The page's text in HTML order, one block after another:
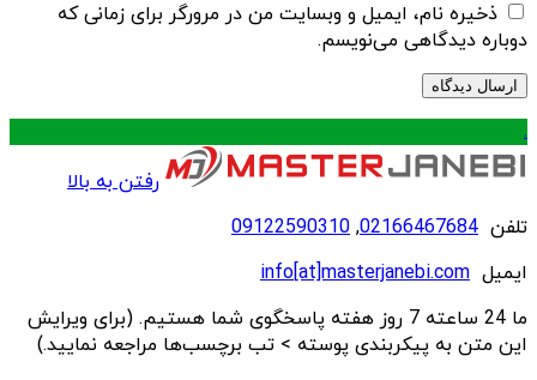
ذخیره نام، ایمیل و وبسایت من در مرورگر برای زمانی که
دوباره دیدگاهی می‌نویسم.
.
رفتن به بالا
تلفن 02166467684
,
09122590310
ایمیل info[at]masterjanebi.com
ما 24 ساعته 7 روز هفته پاسخگوی شما هستیم. (برای ویرایش
این متن به پیکربندی پوسته > تب برچسب‌ها مراجعه نمایید.)